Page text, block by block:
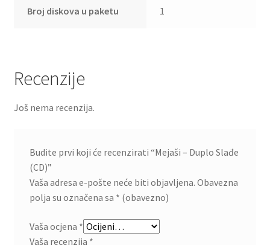
Broj diskova u paketu 1
Recenzije
Još nema recenzija.
Budite prvi koji će recenzirati “Mejaši – Duplo Slađe
(CD)”
Vaša adresa e-pošte neće biti objavljena. Obavezna
polja su označena sa * (obavezno)
Vaša ocjena *
Vaša recenzija *